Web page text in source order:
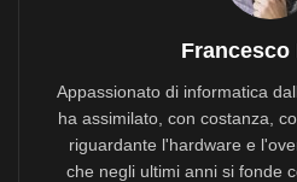
Francesco
Appassionato di informatica
ha assimilato, con costanza,
riguardante l'hardware e
che negli ultimi anni si fonde